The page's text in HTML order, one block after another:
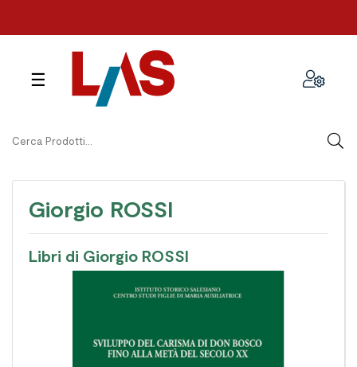
navigazione
☰
Giorgio ROSSI
Libri di Giorgio ROSSI